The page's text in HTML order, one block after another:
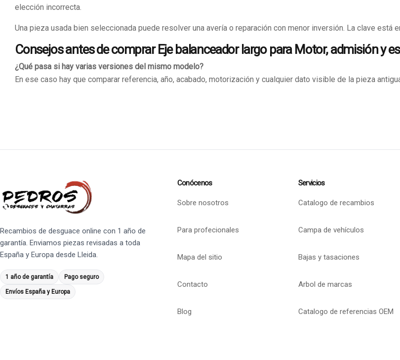
elección incorrecta.
Una pieza usada bien seleccionada puede resolver una avería o reparación con menor inversión. La clave
Consejos antes de comprar Eje balanceador largo para Motor, admisión y
¿Qué pasa si hay varias versiones del mismo modelo?
En ese caso hay que comparar referencia, año, acabado, motorización y cualquier dato visible de la pieza
Recambios de desguace online con 1 año de
garantía. Enviamos piezas revisadas a toda
España y Europa desde Lleida.
1 año de garantía Pago seguro
Envíos España y Europa
Conócenos
Sobre nosotros
Para profecionales
Mapa del sitio
Contacto
Blog
Servicios
Catalogo de recambios
Campa de vehículos
Bajas y tasaciones
Arbol de marcas
Catalogo de referencias OEM